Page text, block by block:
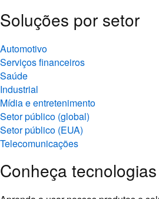
Soluções por setor
Automotivo
Serviços financeiros
Saúde
Industrial
Mídia e entretenimento
Setor público (global)
Setor público (EUA)
Telecomunicações
Conheça